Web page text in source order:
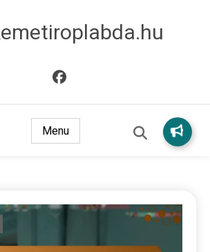
Menu